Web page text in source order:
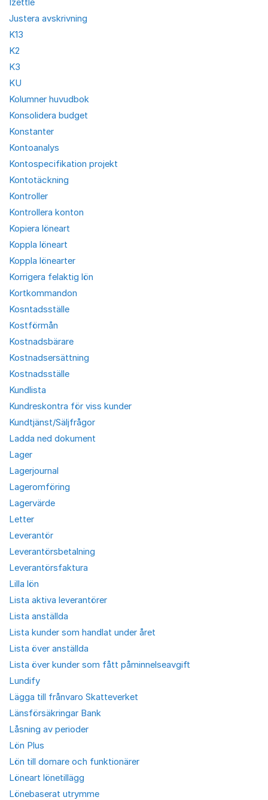
Izettle
Justera avskrivning
K13
K2
K3
KU
Kolumner huvudbok
Konsolidera budget
Konstanter
Kontoanalys
Kontospecifikation projekt
Kontotäckning
Kontroller
Kontrollera konton
Kopiera löneart
Koppla löneart
Koppla lönearter
Korrigera felaktig lön
Kortkommandon
Kosntadsställe
Kostförmån
Kostnadsbärare
Kostnadsersättning
Kostnadsställe
Kundlista
Kundreskontra för viss kunder
Kundtjänst/Säljfrågor
Ladda ned dokument
Lager
Lagerjournal
Lageromföring
Lagervärde
Letter
Leverantör
Leverantörsbetalning
Leverantörsfaktura
Lilla lön
Lista aktiva leverantörer
Lista anställda
Lista kunder som handlat under året
Lista över anställda
Lista över kunder som fått påminnelseavgift
Lundify
Lägga till frånvaro Skatteverket
Länsförsäkringar Bank
Låsning av perioder
Lön Plus
Lön till domare och funktionärer
Löneart lönetillägg
Lönebaserat utrymme